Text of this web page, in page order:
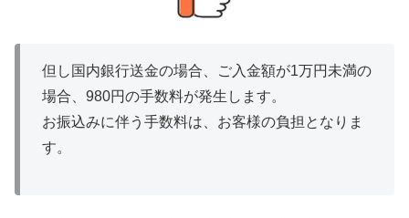
但し国内銀行送金の場合、ご入金額が1万円未満の
場合、980円の手数料が発生します。
お振込みに伴う手数料は、お客様の負担となりま
す。